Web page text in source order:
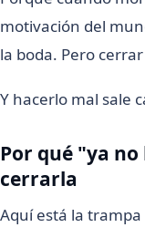
motivación del
la boda. Pero
Y hacerlo mal sale
Por qué "ya
cerrarla
Aquí está la